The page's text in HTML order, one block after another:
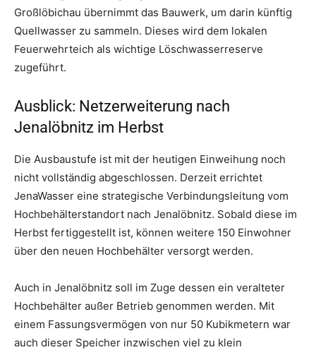
Großlöbichau übernimmt das Bauwerk, um darin künftig
Quellwasser zu sammeln. Dieses wird dem lokalen
Feuerwehrteich als wichtige Löschwasserreserve
zugeführt.
Ausblick: Netzerweiterung nach
Jenalöbnitz im Herbst
Die Ausbaustufe ist mit der heutigen Einweihung noch
nicht vollständig abgeschlossen. Derzeit errichtet
JenaWasser eine strategische Verbindungsleitung vom
Hochbehälterstandort nach Jenalöbnitz. Sobald diese im
Herbst fertiggestellt ist, können weitere 150 Einwohner
über den neuen Hochbehälter versorgt werden.
Auch in Jenalöbnitz soll im Zuge dessen ein veralteter
Hochbehälter außer Betrieb genommen werden. Mit
einem Fassungsvermögen von nur 50 Kubikmetern war
auch dieser Speicher inzwischen viel zu klein